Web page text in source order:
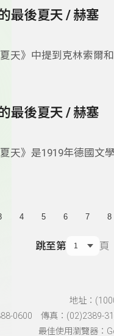
最後夏天 / 赫塞
天》中提到克林索爾
談理想，談如何成為藝
最後夏天 / 赫塞
天》是1919年德國文
，自我獨白或與與好友
4 5 6 7 8
跳至第 頁
地址：
0600 傳真：(02)2389-
最佳使用瀏覽器：